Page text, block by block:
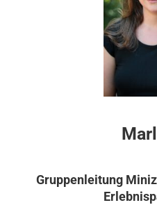
Gruppenleitung